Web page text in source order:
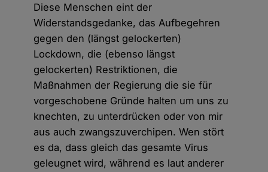
Diese Menschen eint der
Widerstandsgedanke, das Aufbegehren
gegen den (längst gelockerten)
Lockdown, die (ebenso längst
gelockerten) Restriktionen, die
Maßnahmen der Regierung die sie für
vorgeschobene Gründe halten um uns zu
knechten, zu unterdrücken oder von mir
aus auch zwangszuverchipen. Wen stört
es da, dass gleich das gesamte Virus
geleugnet wird, während es laut anderer